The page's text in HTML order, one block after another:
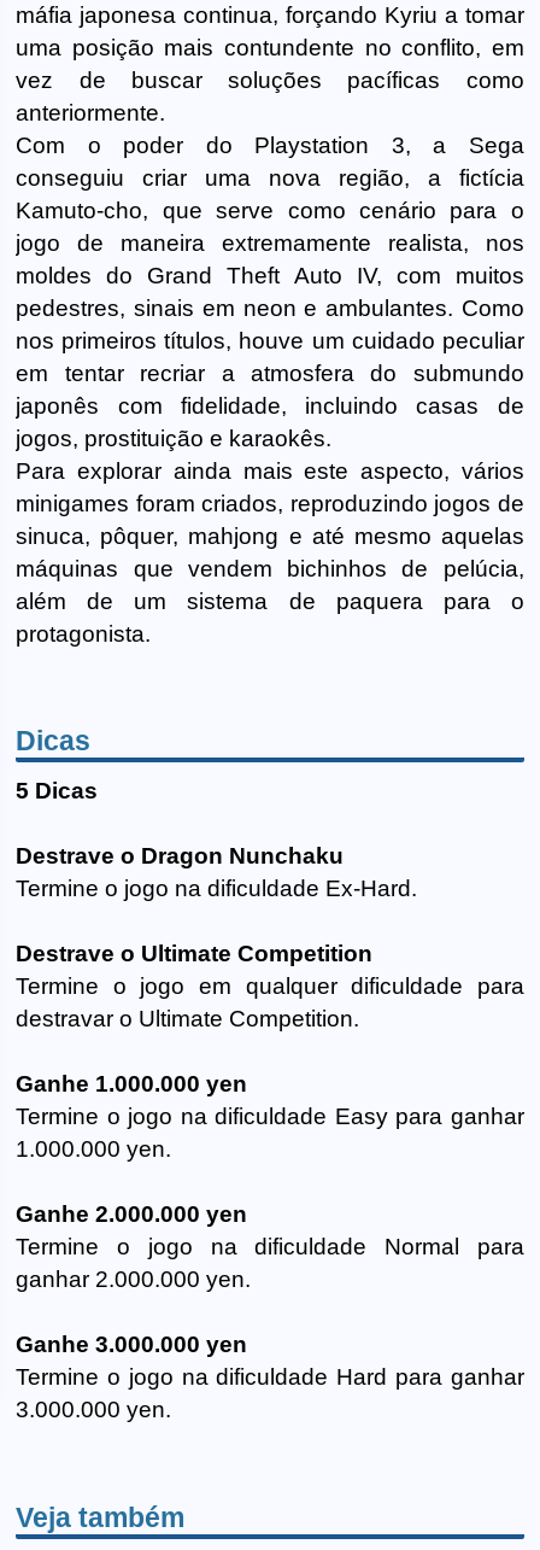
máfia japonesa continua, forçando Kyriu a tomar
uma posição mais contundente no conflito, em
vez de buscar soluções pacíficas como
anteriormente.
Com o poder do Playstation 3, a Sega
conseguiu criar uma nova região, a fictícia
Kamuto-cho, que serve como cenário para o
jogo de maneira extremamente realista, nos
moldes do Grand Theft Auto IV, com muitos
pedestres, sinais em neon e ambulantes. Como
nos primeiros títulos, houve um cuidado peculiar
em tentar recriar a atmosfera do submundo
japonês com fidelidade, incluindo casas de
jogos, prostituição e karaokês.
Para explorar ainda mais este aspecto, vários
minigames foram criados, reproduzindo jogos de
sinuca, pôquer, mahjong e até mesmo aquelas
máquinas que vendem bichinhos de pelúcia,
além de um sistema de paquera para o
protagonista.
Dicas
5 Dicas
Destrave o Dragon Nunchaku
Termine o jogo na dificuldade Ex-Hard.
Destrave o Ultimate Competition
Termine o jogo em qualquer dificuldade para
destravar o Ultimate Competition.
Ganhe 1.000.000 yen
Termine o jogo na dificuldade Easy para ganhar
1.000.000 yen.
Ganhe 2.000.000 yen
Termine o jogo na dificuldade Normal para
ganhar 2.000.000 yen.
Ganhe 3.000.000 yen
Termine o jogo na dificuldade Hard para ganhar
3.000.000 yen.
Veja também